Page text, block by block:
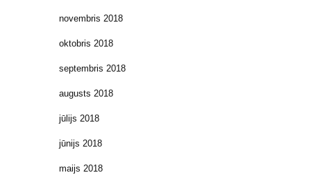
novembris 2018
oktobris 2018
septembris 2018
augusts 2018
jūlijs 2018
jūnijs 2018
maijs 2018